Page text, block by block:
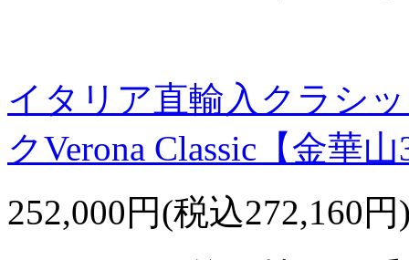
イタリア直輸入クラシ
クVerona Classic【金華
252,000円(税込272,160円